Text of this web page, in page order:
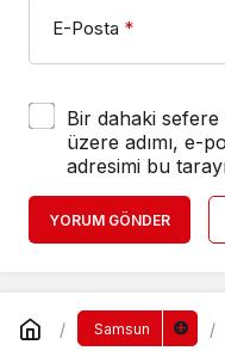
E-Posta *
Bir dahaki sefere
üzere adımı, e-
adresimi bu
YORUM GÖNDER
Samsun